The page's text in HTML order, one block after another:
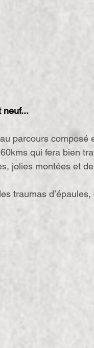
neuf...
parcours
qui fera bien
jolies montées et
traumas